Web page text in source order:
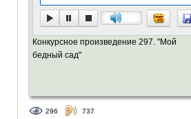
Конкурсное произведение 297. "Мой
бедный сад"
296 737